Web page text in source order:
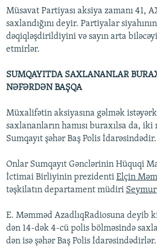
Müsavat Partiyası aksiya zamanı 41,
saxlandığını deyir. Partiyalar siyahının
dəqiqləşdirildiyini və sayın arta
etmirlər.
SUMQAYITDA SAXLANANLAR
NƏFƏRDƏN BAŞQA
Müxalifətin aksiyasına gəlmək
saxlananların hamısı buraxılsa da, iki
Sumqayıt şəhər Baş Polis İdarəsindədir.
Onlar Sumqayıt Gənclərinin Hüquqi
İctimai Birliyinin prezidenti Elçin
təşkilatın departament müdiri
E. Məmməd AzadlıqRadiosuna deyib
dən 14-dək 4-cü polis bölməsində
dən isə şəhər Baş Polis İdarəsindədirlər.